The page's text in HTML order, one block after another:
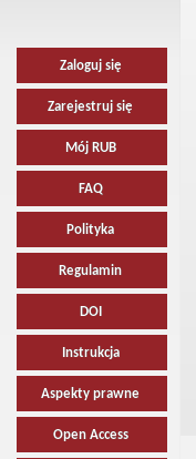
Zaloguj się
Zarejestruj się
Mój RUB
FAQ
Polityka
Regulamin
DOI
Instrukcja
Aspekty prawne
Open Access